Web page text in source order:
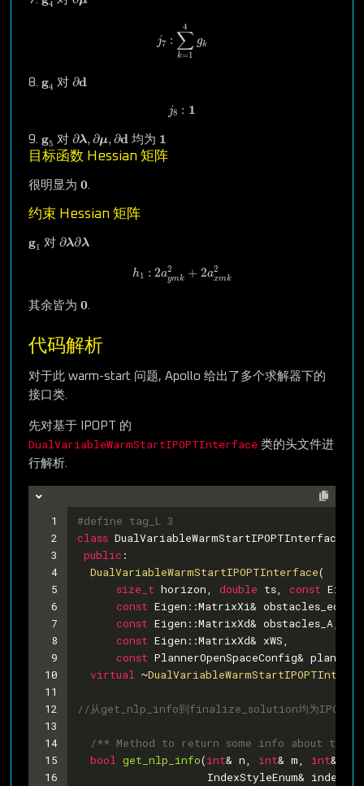
4
j7 :
4
∑
k=1
gk
=
8. g4
g4 对 ∂d
∂d
j8 : 1
j 1
9. g5
g5 对 ∂λ,∂μ,∂d
∂λ ∂μ d
均为 1
1
目标函数 Hessian 矩阵
很明显为 0
0
约束 Hessian 矩阵
g1
g1 对 ∂λ∂λ
∂λ ∂λ
h1 : 2a2
ymk + 2a2
xmk
h 2a ym 2 ax
其余皆为 0
0
代码解析
对于此 warm-start 问题, Apollo 给出了多个求解器下的
接口类.
先对基于 IPOPT 的
DualVariableWarmStartIPOPTInterface 类的头文件进
行解析.
1
2
3
4
5
6
7
8
9
10
11
12
13
14
15
16
#define tag_L 3
class DualVariableWarmStartIPOPTInterface
public :
DualVariableWarmStartIPOPTInterface(
size_t horizon, double ts, const
const Eigen::MatrixXi&
const Eigen::MatrixXd& obstacles_A,
const Eigen::MatrixXd& xWS,
const PlannerOpenSpaceConfig&
virtual ~
//从get_nlp_info到finalize_solution均为IPOPT接口,
/** Method to return some info about the
bool get_nlp_info(int& n, int& m, int&
IndexStyleEnum&